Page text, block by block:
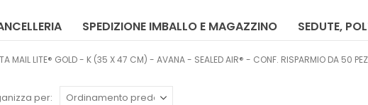
SPEDIZIONE IMBALLO E MAGAZZINO SEDUTE,
MAIL LITE® GOLD - K (35 X 47 CM) - AVANA - SEALED AIR® - CONF. RISPARMIO DA 50
per: